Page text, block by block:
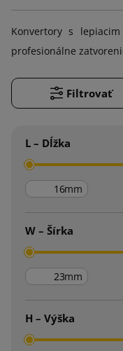
Konvertory s
profesionálne
Filtrovať
L – Dĺžka
mm
W – Šírka
mm
H – Výška